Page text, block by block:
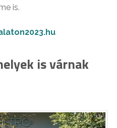
is.
is várnak